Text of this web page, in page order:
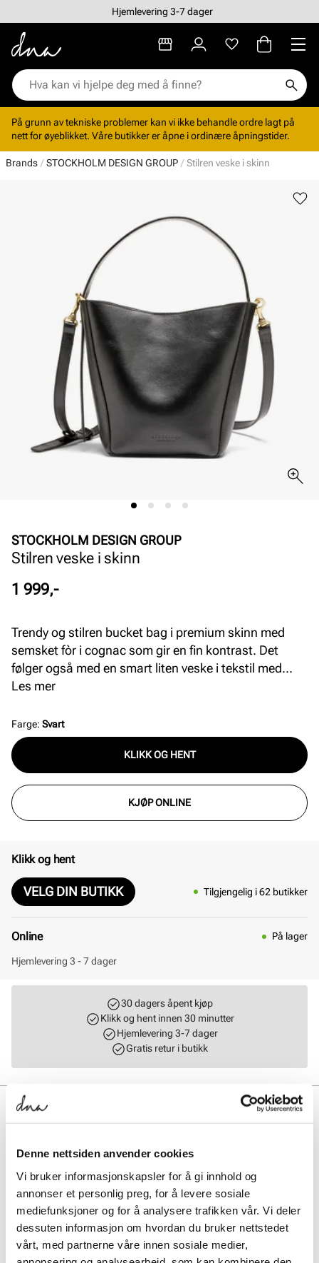
Denne nettsiden anvender cookies
Vi bruker informasjonskapsler for å gi innhold og
annonser et personlig preg, for å levere sosiale
mediefunksjoner og for å analysere trafikken vår. Vi deler
dessuten informasjon om hvordan du bruker nettstedet
vårt, med partnerne våre innen sosiale medier,
Hjemlevering 3-7 dager
På grunn av tekniske problemer kan vi ikke behandle ordre lagt på
nett for øyeblikket. Våre butikker er åpne i ordinære åpningstider.
Brands STOCKHOLM DESIGN GROUP Stilren veske i skinn
STOCKHOLM DESIGN GROUP
Stilren veske i skinn
Pris
1 999,-
Trendy og stilren bucket bag i premium skinn med
semsket fòr i cognac som gir en fin kontrast. Det
følger også med en smart liten veske i tekstil med
glidelåslukking. Denne praktiske vesken har en
Vesken har to skulderremmer, den korte er justerbar,
og den lange er både justerbar og avtagbar. Lukkes
enkelt med en trykk/magnet knapp på toppen. Mål: L
= 16 cm(bunn), H = 22 cm B = 12 cm.
Les mer
Farge: Svart
KLIKK OG HENT
KJØP ONLINE
Klikk og hent
VELG DIN BUTIKK Tilgjengelig i 62 butikker
Online På lager
Hjemlevering 3 - 7 dager
30 dagers åpent kjøp
Klikk og hent innen 30 minutter
Hjemlevering 3-7 dager
Gratis retur i butikk
BESKRIVELSE
cognac som gir en fin kontrast. Det følger også med en smart liten
glidelåslomme, er festet på innsiden og er avtagbar. Vesken har to
skulderremmer, den korte er justerbar, og den lange er både
justerbar og avtagbar. Lukkes enkelt med en trykk/magnet knapp på
toppen. Mål: L = 16 cm(bunn), H = 22 cm B = 12 cm.
96163411